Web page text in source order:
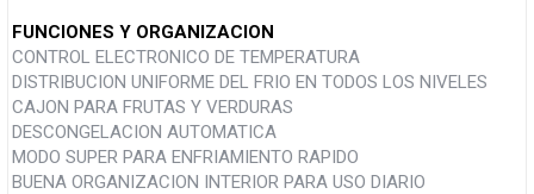
FUNCIONES Y ORGANIZACION
CONTROL ELECTRONICO DE TEMPERATURA
DISTRIBUCION UNIFORME DEL FRIO EN TODOS LOS NIVELES
CAJON PARA FRUTAS Y VERDURAS
DESCONGELACION AUTOMATICA
MODO SUPER PARA ENFRIAMIENTO RAPIDO
BUENA ORGANIZACION INTERIOR PARA USO DIARIO